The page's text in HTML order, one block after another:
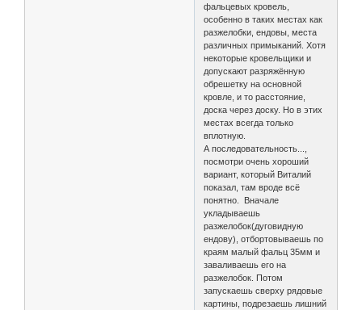
фальцевых кровель,
особенно в таких местах как
разжелобки, ендовы, места
различных примыканий. Хотя
некоторые кровельщики и
допускают разряжённую
обрешетку на основной
кровле, и то расстояние,
доска через доску. Но в этих
местах всегда только
вплотную.
А последовательность...,
посмотри очень хороший
вариант, который Виталий
показал, там вроде всё
понятно. Вначале
укладываешь
разжелобок(дуговидную
ендову), отбортовываешь по
краям малый фальц 35мм и
заваливаешь его на
разжелобок. Потом
запускаешь сверху рядовые
картины, подрезаешь лишний